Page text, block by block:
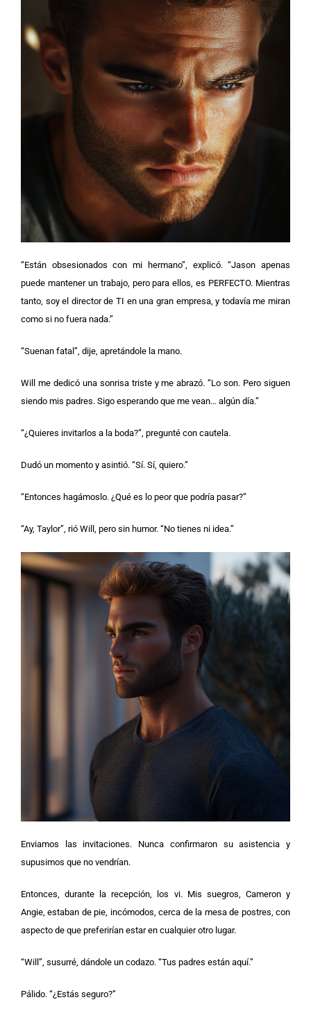
“Están obsesionados con mi hermano”, explicó. “Jason apenas
puede mantener un trabajo, pero para ellos, es PERFECTO. Mientras
tanto, soy el director de TI en una gran empresa, y todavía me miran
como si no fuera nada.”
“Suenan fatal”, dije, apretándole la mano.
Will me dedicó una sonrisa triste y me abrazó. “Lo son. Pero siguen
siendo mis padres. Sigo esperando que me vean… algún día.”
“¿Quieres invitarlos a la boda?”, pregunté con cautela.
Dudó un momento y asintió. “Sí. Sí, quiero.”
“Entonces hagámoslo. ¿Qué es lo peor que podría pasar?”
“Ay, Taylor”, rió Will, pero sin humor. “No tienes ni idea.”
Enviamos las invitaciones. Nunca confirmaron su asistencia y
supusimos que no vendrían.
Entonces, durante la recepción, los vi. Mis suegros, Cameron y
Angie, estaban de pie, incómodos, cerca de la mesa de postres, con
aspecto de que preferirían estar en cualquier otro lugar.
“Will”, susurré, dándole un codazo. “Tus padres están aquí.”
Pálido. “¿Estás seguro?”